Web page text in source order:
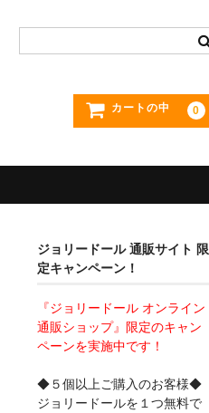
カートの中 0
ジョリードール 通販サイト 限
定キャンペーン！
『ジョリードール オンライン
通販ショップ』限定のキャン
ペーンを実施中です！
◆５個以上ご購入のお客様◆
ジョリードールを１つ無料で